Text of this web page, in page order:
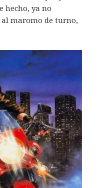
hecho, ya no
al maromo de turno,